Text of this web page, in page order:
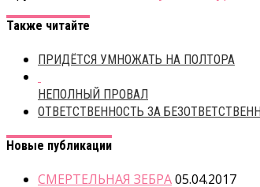
Также читайте
ПРИДЁТСЯ УМНОЖАТЬ НА ПОЛТОРА
НЕПОЛНЫЙ ПРОВАЛ
ОТВЕТСТВЕННОСТЬ ЗА
Новые публикации
СМЕРТЕЛЬНАЯ ЗЕБРА05.04.2017